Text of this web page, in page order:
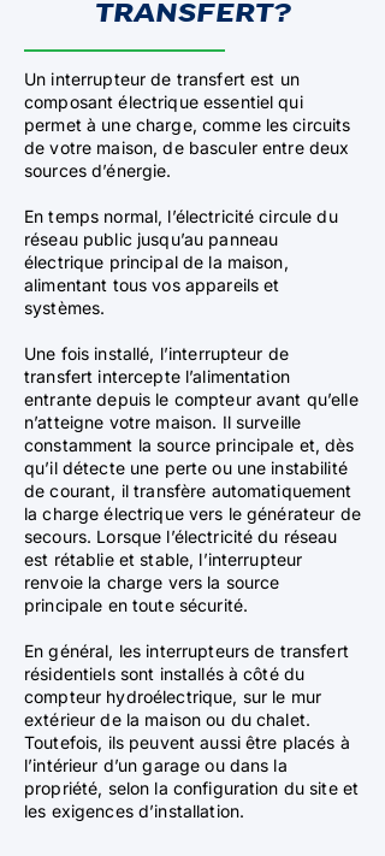
TRANSFERT?
Un interrupteur de transfert est un
composant électrique essentiel qui
permet à une charge, comme les circuits
de votre maison, de basculer entre deux
sources d’énergie.
En temps normal, l’électricité circule du
réseau public jusqu’au panneau
électrique principal de la maison,
alimentant tous vos appareils et
systèmes.
Une fois installé, l’interrupteur de
transfert intercepte l’alimentation
entrante depuis le compteur avant qu’elle
n’atteigne votre maison. Il surveille
constamment la source principale et, dès
qu’il détecte une perte ou une instabilité
de courant, il transfère automatiquement
la charge électrique vers le générateur de
secours. Lorsque l’électricité du réseau
est rétablie et stable, l’interrupteur
renvoie la charge vers la source
principale en toute sécurité.
En général, les interrupteurs de transfert
résidentiels sont installés à côté du
compteur hydroélectrique, sur le mur
extérieur de la maison ou du chalet.
Toutefois, ils peuvent aussi être placés à
l’intérieur d’un garage ou dans la
propriété, selon la configuration du site et
les exigences d’installation.